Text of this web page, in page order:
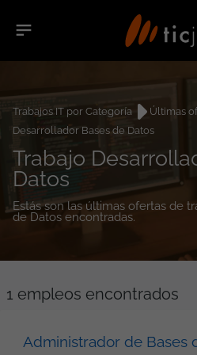
Trabajos IT por Categoría
Últimas
Desarrollador Bases de Datos
Trabajo
Datos
Estás son las últimas ofertas de
de Datos encontradas.
1 empleos encontrados
Administrador de Bases